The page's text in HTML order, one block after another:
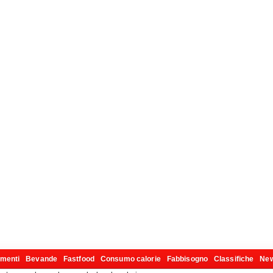
Bevande Fastfood Consumo calorie Fabbisogno Classifiche